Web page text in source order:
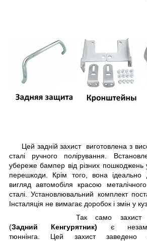
Цей задній захист виготовлена з
сталі ручного полірування.
убереже бампер від різних пошкоджень
перешкоди. Крім того, вона ідеально
вигляд автомобіля красою
сталі. Установлювальний комплект
Інсталяція не вимагає доробок і змін у
Так само захист
(Задний Кенгурятник) є
тюннінга. Цей захист заведено